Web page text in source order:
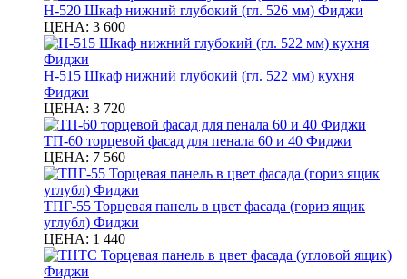
Н-520 Шкаф нижний глубокий (гл. 526 мм) Фиджи
ЦЕНА: 3 600
Н-515 Шкаф нижний глубокий (гл. 522 мм) кухня
Фиджи
ЦЕНА: 3 720
ТП-60 торцевой фасад для пенала 60 и 40 Фиджи
ЦЕНА: 7 560
ТПГ-55 Торцевая панель в цвет фасада (гориз ящик
углубл) Фиджи
ЦЕНА: 1 440